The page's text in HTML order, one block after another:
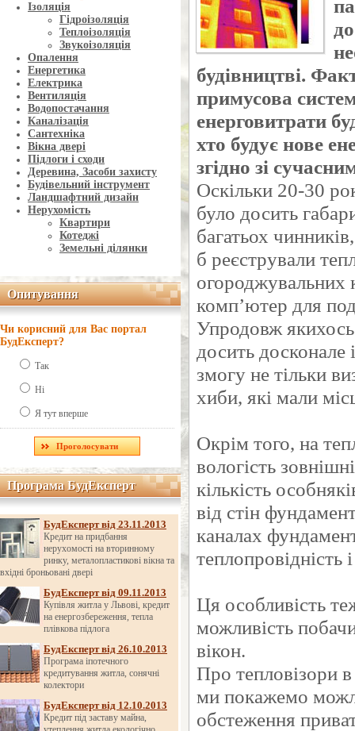
Ізоляція
Гідроізоляція
Теплоізоляція
Звукоізоляція
Опалення
Енергетика
Електрика
Вентиляція
Водопостачання
Каналізація
Сантехніка
Вікна двері
Підлоги і сходи
Деревина, Засоби захисту
Будівельний інструмент
Ландшафтний дизайн
Нерухомість
Квартири
Котеджі
Земельні ділянки
Опитування
Опитування
Чи корисний для Вас портал
БудЕксперт?
Так
Ні
Я тут вперше
Програма БудЕксперт
Програма БудЕксперт
БудЕксперт від 23.11.2013
Кредит на придбання
нерухомості на вторинному
ринку, металопластикові вікна та
вхідні броньовані двері
БудЕксперт від 09.11.2013
Купівля житла у Львові, кредит
на енергозбереження, тепла
плівкова підлога
БудЕксперт від 26.10.2013
Програма іпотечного
кредитування житла, сонячні
колектори
БудЕксперт від 12.10.2013
Кредит під заставу майна,
будівництві.
примусова
енерговитрати
хто будує нове
згідно зі
Оскільки 20-30
було досить
багатьох
б реєстрували
огороджувальних
комп’ютер для
Упродовж
досить досконале
змогу не тільки
хиби, які мали
Окрім того, на
вологість
кількість
від стін
каналах
теплопровідність
Ця особливість
можливість
вікон.
Про тепловізори в
ми покажемо
обстеження